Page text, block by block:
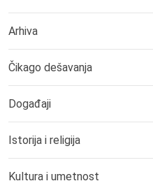
Arhiva
Čikago dešavanja
Događaji
Istorija i religija
Kultura i umetnost